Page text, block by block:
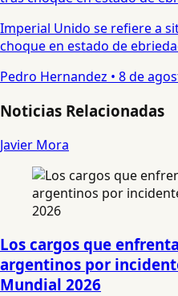
Imperial Unido se refiere a
choque en estado de
Pedro Hernandez • 8 de
Noticias Relacionadas
Javier Mora
Los cargos que
argentinos por
Mundial 2026